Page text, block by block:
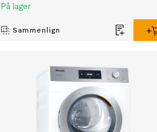
På lager
Sammenlign